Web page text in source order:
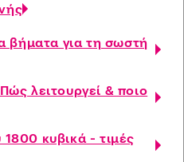
βήματα για τη σωστή
λειτουργεί & ποιο
κυβικά - τιμές